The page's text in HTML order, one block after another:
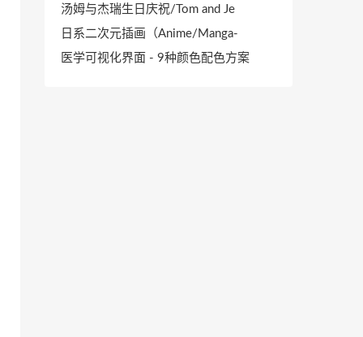
汤姆与杰瑞生日庆祝/Tom and Je
日系二次元插画（Anime/Manga-
医学可视化界面 - 9种颜色配色方案